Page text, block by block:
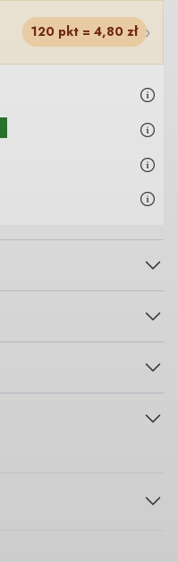
120 pkt = 4,80 zł ›